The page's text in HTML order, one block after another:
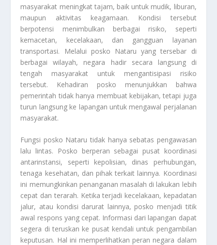
masyarakat meningkat tajam, baik untuk mudik, liburan,
maupun aktivitas keagamaan. Kondisi tersebut
berpotensi menimbulkan berbagai risiko, seperti
kemacetan, kecelakaan, dan gangguan layanan
transportasi. Melalui posko Nataru yang tersebar di
berbagai wilayah, negara hadir secara langsung di
tengah masyarakat untuk mengantisipasi risiko
tersebut. Kehadiran posko menunjukkan bahwa
pemerintah tidak hanya membuat kebijakan, tetapi juga
turun langsung ke lapangan untuk mengawal perjalanan
masyarakat.
Fungsi posko Nataru tidak hanya sebatas pengawasan
lalu lintas. Posko berperan sebagai pusat koordinasi
antarinstansi, seperti kepolisian, dinas perhubungan,
tenaga kesehatan, dan pihak terkait lainnya. Koordinasi
ini memungkinkan penanganan masalah di lakukan lebih
cepat dan terarah. Ketika terjadi kecelakaan, kepadatan
jalur, atau kondisi darurat lainnya, posko menjadi titik
awal respons yang cepat. Informasi dari lapangan dapat
segera di teruskan ke pusat kendali untuk pengambilan
keputusan. Hal ini memperlihatkan peran negara dalam